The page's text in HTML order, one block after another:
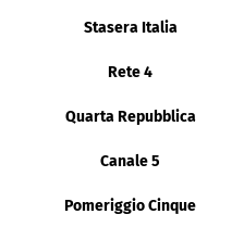
Stasera Italia
Rete 4
Quarta Repubblica
Canale 5
Pomeriggio Cinque